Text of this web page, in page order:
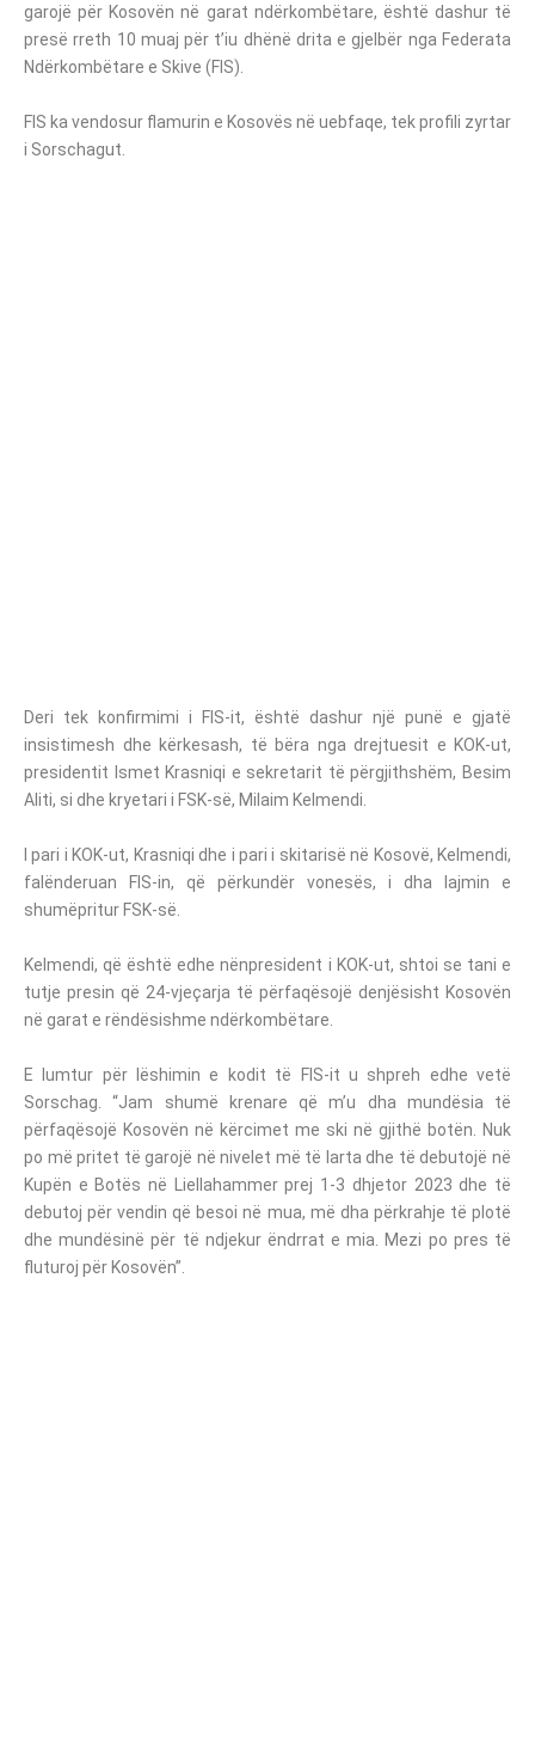
garojë për Kosovën në garat ndërkombëtare, është dashur të
presë rreth 10 muaj për t’iu dhënë drita e gjelbër nga Federata
Ndërkombëtare e Skive (FIS).
FIS ka vendosur flamurin e Kosovës në uebfaqe, tek profili zyrtar
i Sorschagut.
Deri tek konfirmimi i FIS-it, është dashur një punë e gjatë
insistimesh dhe kërkesash, të bëra nga drejtuesit e KOK-ut,
presidentit Ismet Krasniqi e sekretarit të përgjithshëm, Besim
Aliti, si dhe kryetari i FSK-së, Milaim Kelmendi.
I pari i KOK-ut, Krasniqi dhe i pari i skitarisë në Kosovë, Kelmendi,
falënderuan FIS-in, që përkundër vonesës, i dha lajmin e
shumëpritur FSK-së.
Kelmendi, që është edhe nënpresident i KOK-ut, shtoi se tani e
tutje presin që 24-vjeçarja të përfaqësojë denjësisht Kosovën
në garat e rëndësishme ndërkombëtare.
E lumtur për lëshimin e kodit të FIS-it u shpreh edhe vetë
Sorschag. “Jam shumë krenare që m’u dha mundësia të
përfaqësojë Kosovën në kërcimet me ski në gjithë botën. Nuk
po më pritet të garojë në nivelet më të larta dhe të debutojë në
Kupën e Botës në Liellahammer prej 1-3 dhjetor 2023 dhe të
debutoj për vendin që besoi në mua, më dha përkrahje të plotë
dhe mundësinë për të ndjekur ëndrrat e mia. Mezi po pres të
fluturoj për Kosovën”.